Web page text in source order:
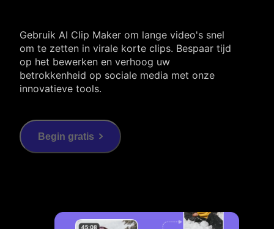
Gebruik AI Clip Maker om lange video's snel
om te zetten in virale korte clips. Bespaar tijd
op het bewerken en verhoog uw
betrokkenheid op sociale media met onze
innovatieve tools.
Begin gratis